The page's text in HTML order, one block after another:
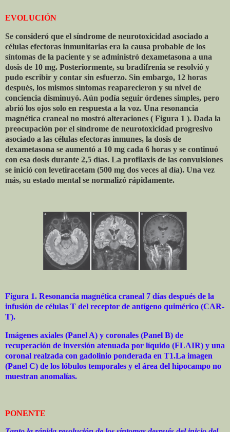
EVOLUCIÓN
Se consideró que el síndrome de neurotoxicidad asociado a
células efectoras inmunitarias era la causa probable de los
síntomas de la paciente y se administró dexametasona a una
dosis de 10 mg. Posteriormente, su bradifrenia se resolvió y
pudo escribir y contar sin esfuerzo. Sin embargo, 12 horas
después, los mismos síntomas reaparecieron y su nivel de
conciencia disminuyó. Aún podía seguir órdenes simples, pero
abrió los ojos solo en respuesta a la voz. Una resonancia
magnética craneal no mostró alteraciones ( Figura 1 ). Dada la
preocupación por el síndrome de neurotoxicidad progresivo
asociado a las células efectoras inmunes, la dosis de
dexametasona se aumentó a 10 mg cada 6 horas y se continuó
con esa dosis durante 2,5 días. La profilaxis de las convulsiones
se inició con levetiracetam (500 mg dos veces al día). Una vez
más, su estado mental se normalizó rápidamente.
Figura 1. Resonancia magnética craneal 7 días después de la
infusión de células T del receptor de antígeno quimérico (CAR-
T).
Imágenes axiales (Panel A) y coronales (Panel B) de
recuperación de inversión atenuada por líquido (FLAIR) y una
coronal realzada con gadolinio ponderada en T1.La imagen
(Panel C) de los lóbulos temporales y el área del hipocampo no
muestran anomalías.
PONENTE